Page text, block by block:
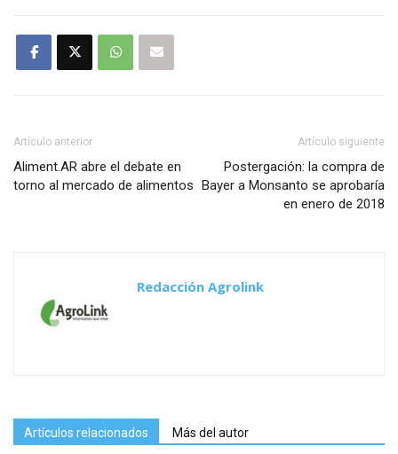
Artículo anterior
Aliment.AR abre el debate en
torno al mercado de alimentos
Artículo siguiente
Postergación: la compra de
Bayer a Monsanto se aprobaría
en enero de 2018
Redacción Agrolink
Artículos relacionados Más del autor